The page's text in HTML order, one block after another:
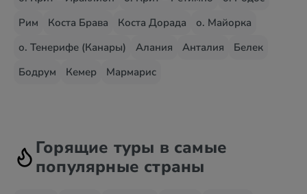
Рим
Коста Брава Коста Дорада
о. Майорка
о. Тенерифе (Канары)
Алания Анталия
Белек
Бодрум
Кемер Мармарис
Горящие туры в самые
популярные страны